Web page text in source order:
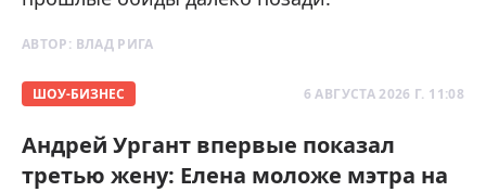
АВТОР: ВЛАД РИГА
ШОУ-БИЗНЕС 6 АВГУСТА 2026 Г. 11:08
Андрей Ургант впервые показал
третью жену: Елена моложе мэтра на